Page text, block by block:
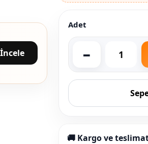
Adet
🚚 Kargo ve